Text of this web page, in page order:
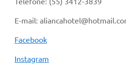
E-mail:
Facebook
Instagram